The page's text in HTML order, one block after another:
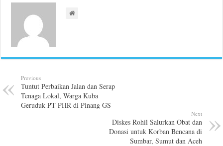
Previous
Tuntut Perbaikan Jalan dan Serap
Tenaga Lokal, Warga Kuba
Geruduk PT PHR di Pinang GS
Next
Diskes Rohil Salurkan Obat dan
Donasi untuk Korban Bencana di
Sumbar, Sumut dan Aceh